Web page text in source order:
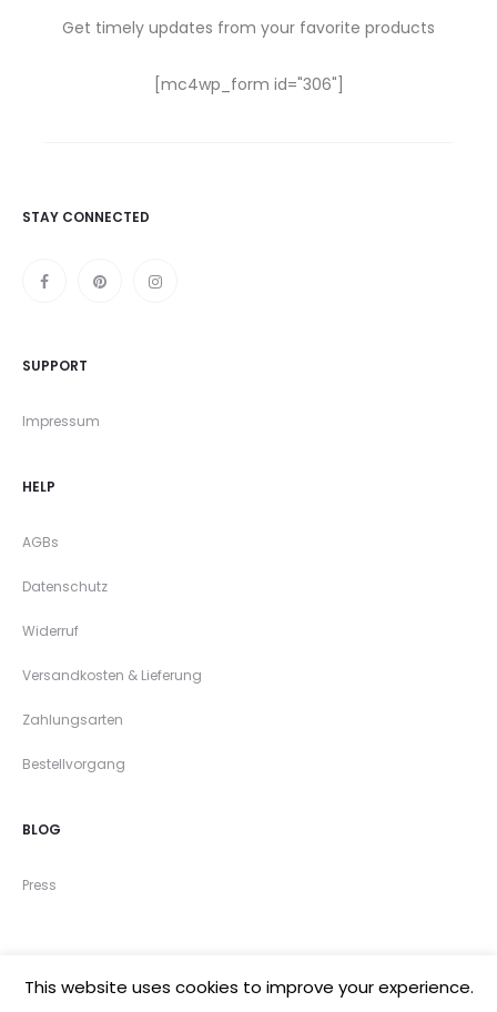
Get timely updates from your favorite products
[mc4wp_form id="306"]
STAY CONNECTED
SUPPORT
Impressum
HELP
AGBs
Datenschutz
Widerruf
Versandkosten & Lieferung
Zahlungsarten
Bestellvorgang
BLOG
Press
This website uses cookies to improve your experience.